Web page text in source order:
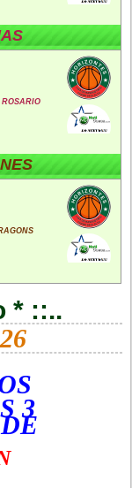
ROSARIO
* ::..
3